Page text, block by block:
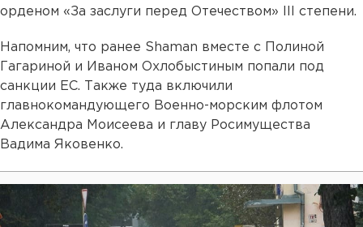
орденом «За заслуги перед Отечеством» III степени.
Напомним, что ранее Shaman вместе с Полиной
Гагариной и Иваном Охлобыстиным попали под
санкции ЕС. Также туда включили
главнокомандующего Военно-морским флотом
Александра Моисеева и главу Росимущества
Вадима Яковенко.